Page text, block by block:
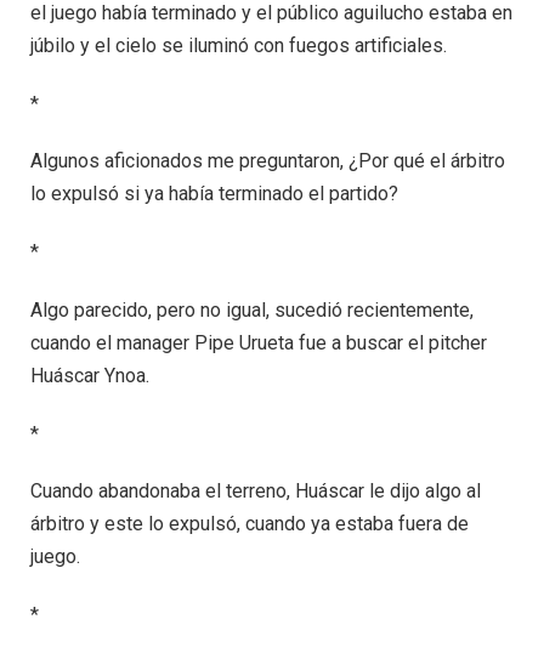
el juego había terminado y el público aguilucho estaba en
júbilo y el cielo se iluminó con fuegos artificiales.
*
Algunos aficionados me preguntaron, ¿Por qué el árbitro
lo expulsó si ya había terminado el partido?
*
Algo parecido, pero no igual, sucedió recientemente,
cuando el manager Pipe Urueta fue a buscar el pitcher
Huáscar Ynoa.
*
Cuando abandonaba el terreno, Huáscar le dijo algo al
árbitro y este lo expulsó, cuando ya estaba fuera de
juego.
*